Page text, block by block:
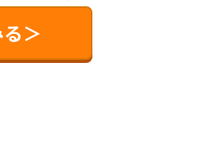
＞